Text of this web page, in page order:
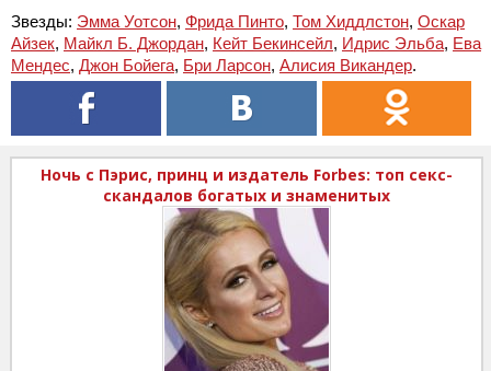
Звезды: Эмма Уотсон, Фрида Пинто, Том Хиддлстон, Оскар
Айзек, Майкл Б. Джордан, Кейт Бекинсейл, Идрис Эльба, Ева
Мендес, Джон Бойега, Бри Ларсон, Алисия Викандер.
Ночь с Пэрис, принц и издатель Forbes: топ секс-
скандалов богатых и знаменитых